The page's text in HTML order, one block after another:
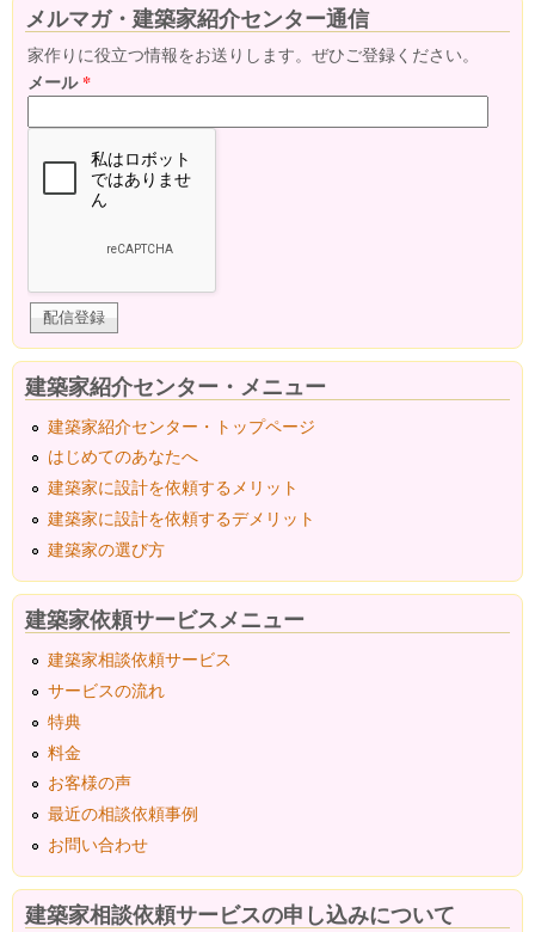
メルマガ・建築家紹介センター通信
家作りに役立つ情報をお送りします。ぜひご登録ください。
メール*
建築家紹介センター・メニュー
建築家紹介センター・トップページ
はじめてのあなたへ
建築家に設計を依頼するメリット
建築家に設計を依頼するデメリット
建築家の選び方
建築家依頼サービスメニュー
建築家相談依頼サービス
サービスの流れ
特典
料金
お客様の声
最近の相談依頼事例
お問い合わせ
建築家相談依頼サービスの申し込みについて